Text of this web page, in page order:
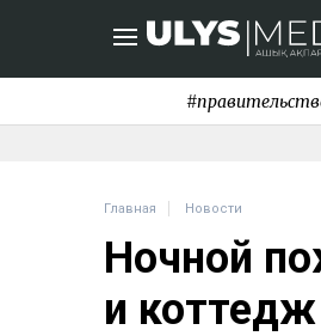
Главная Новости
Ночной
и коттедж